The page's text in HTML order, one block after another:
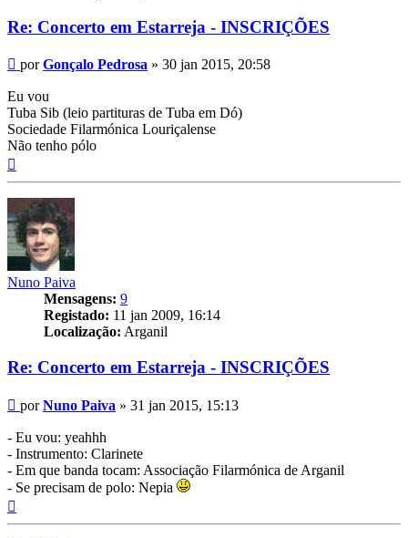
Re: Concerto em Estarreja - INSCRIÇÕES
Mensagem
porGonçalo Pedrosa » 30 jan 2015, 20:58
Eu vou
Tuba Sib (leio partituras de Tuba em Dó)
Sociedade Filarmónica Louriçalense
Não tenho pólo
Nuno Paiva
Mensagens: 9
Registado: 11 jan 2009, 16:14
Localização: Arganil
Re: Concerto em Estarreja - INSCRIÇÕES
Mensagem
porNuno Paiva » 31 jan 2015, 15:13
- Eu vou: yeahhh
- Instrumento: Clarinete
- Em que banda tocam: Associação Filarmónica de Arganil
- Se precisam de polo: Nepia